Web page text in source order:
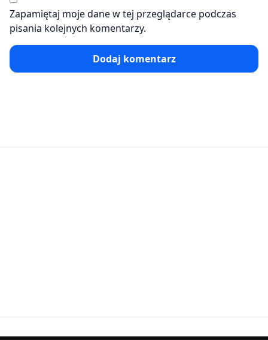
Zapamiętaj moje dane w tej przeglądarce podczas
pisania kolejnych komentarzy.
Dodaj komentarz